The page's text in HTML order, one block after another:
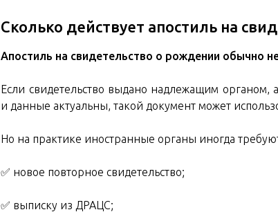
Сколько действует апостиль на
Апостиль на свидетельство о рождении обычно
Если свидетельство выдано надлежащим органом,
и данные актуальны, такой документ может
Но на практике иностранные органы иногда
✅ новое повторное свидетельство;
✅ выписку из ДРАЦС;